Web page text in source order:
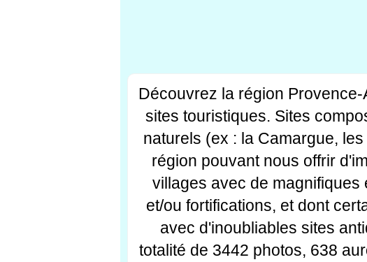
Découvrez la région
sites touristiques. Sites
naturels (ex : la Camargue,
région pouvant nous offrir
villages avec de
et/ou fortifications, et dont
avec d'inoubliables sites
totalité de 3442 photos, 638